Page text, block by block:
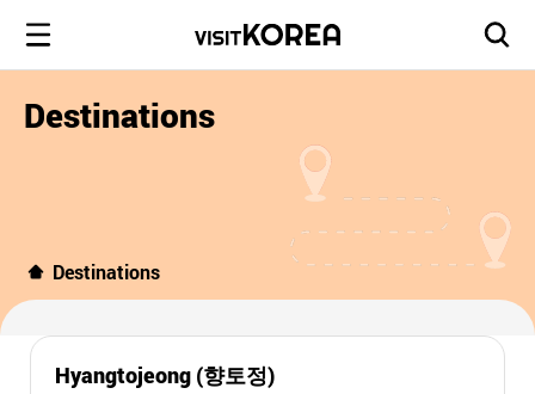
Destinations
Destinations
Hyangtojeong (향토정)